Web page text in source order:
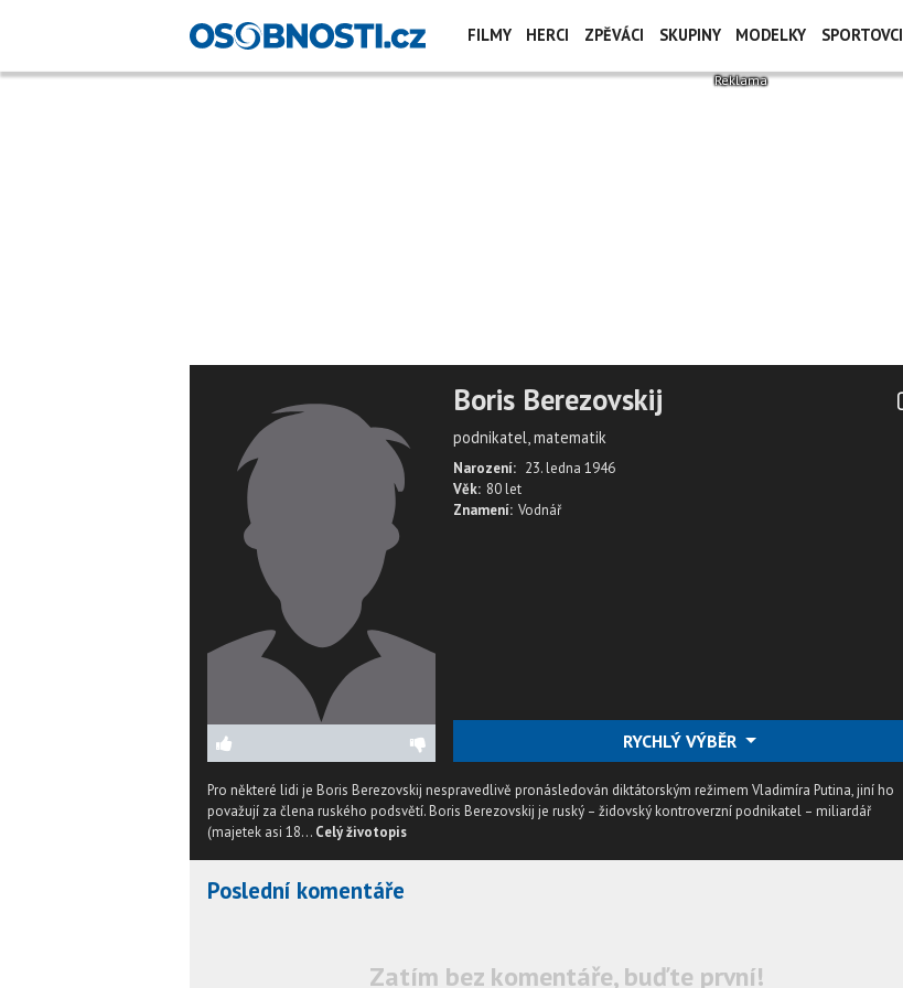
FILMY HERCI ZPĚVÁCI SKUPINY MODELKY SPORTOVCI
Boris Berezovskij
podnikatel, matematik
Narození: 23. ledna 1946
Věk: 80 let
Znamení: Vodnář
RYCHLÝ VÝBĚR
Pro některé lidi je Boris Berezovskij nespravedlivě pronásledován diktátorským režimem Vladimíra Putina, jiní ho
považují za člena ruského podsvětí. Boris Berezovskij je ruský – židovský kontroverzní podnikatel – miliardář
(majetek asi 18... Celý životopis
Poslední komentáře
Zatím bez komentáře, buďte první!